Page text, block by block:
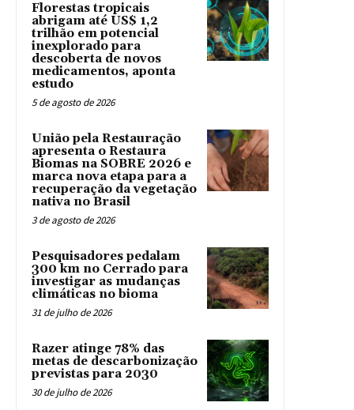
Florestas tropicais
abrigam até US$ 1,2
trilhão em potencial
inexplorado para
descoberta de novos
medicamentos, aponta
estudo
5 de agosto de 2026
União pela Restauração
apresenta o Restaura
Biomas na SOBRE 2026 e
marca nova etapa para a
recuperação da vegetação
nativa no Brasil
3 de agosto de 2026
Pesquisadores pedalam
300 km no Cerrado para
investigar as mudanças
climáticas no bioma
31 de julho de 2026
Razer atinge 78% das
metas de descarbonização
previstas para 2030
30 de julho de 2026